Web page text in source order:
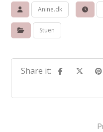
Anine.dk
Stuen